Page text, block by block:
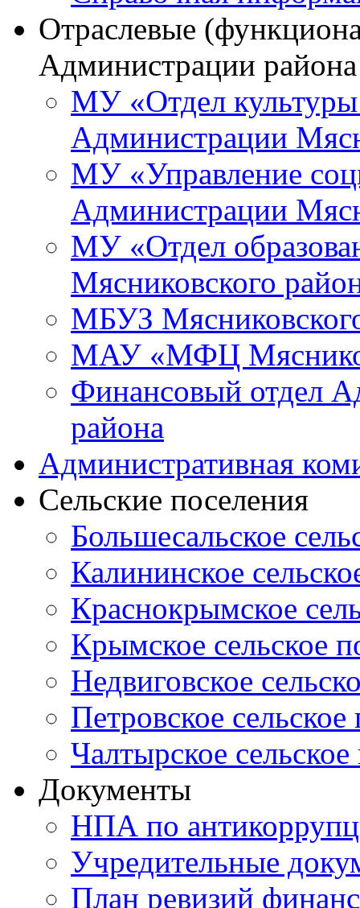
Отраслевые
Администрации района
МУ «Отдел
Администрации
МУ «Управление
Администрации
МУ «Отдел
Мясниковского
МБУЗ
МАУ «МФЦ
Финансовый отдел
района
Административная
Сельские поселения
Большесальское
Калининское
Краснокрымское
Крымское сельское
Недвиговское
Петровское сельское
Чалтырское
Документы
НПА по
Учредительные
План ревизий